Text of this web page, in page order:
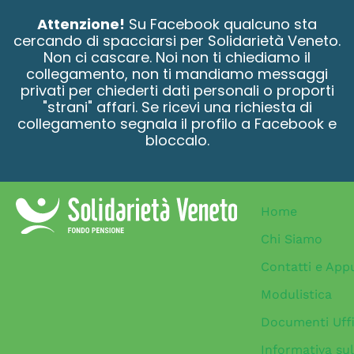
Attenzione! Su Facebook qualcuno sta
cercando di spacciarsi per Solidarietà Veneto.
Non ci cascare. Noi non ti chiediamo il
collegamento, non ti mandiamo messaggi
privati per chiederti dati personali o proporti
"strani" affari. Se ricevi una richiesta di
collegamento segnala il profilo a Facebook e
bloccalo.
Home
Chi Siamo
Contatti e
Modulistica
Documenti
Informativa